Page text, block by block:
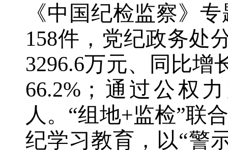
《中国纪检监察》专
158件，党纪政务处
3296.6万元、同比增
66.2%；通过公权
人 。“组地+监检”联
纪学习教育，以“警